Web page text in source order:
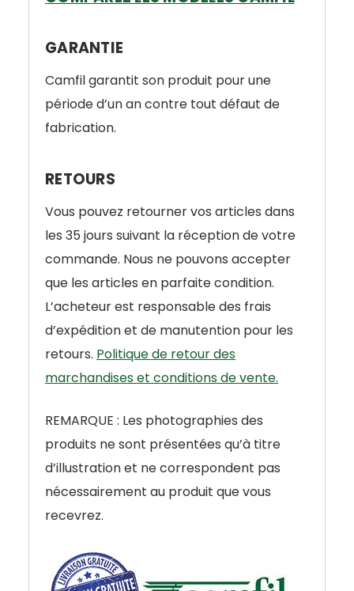
GARANTIE
Camfil garantit son produit pour une
période d’un an contre tout défaut de
fabrication.
RETOURS
Vous pouvez retourner vos articles dans
les 35 jours suivant la réception de votre
commande. Nous ne pouvons accepter
que les articles en parfaite condition.
L’acheteur est responsable des frais
d’expédition et de manutention pour les
retours. Politique de retour des
marchandises et conditions de vente.
REMARQUE : Les photographies des
produits ne sont présentées qu’à titre
d’illustration et ne correspondent pas
nécessairement au produit que vous
recevrez.